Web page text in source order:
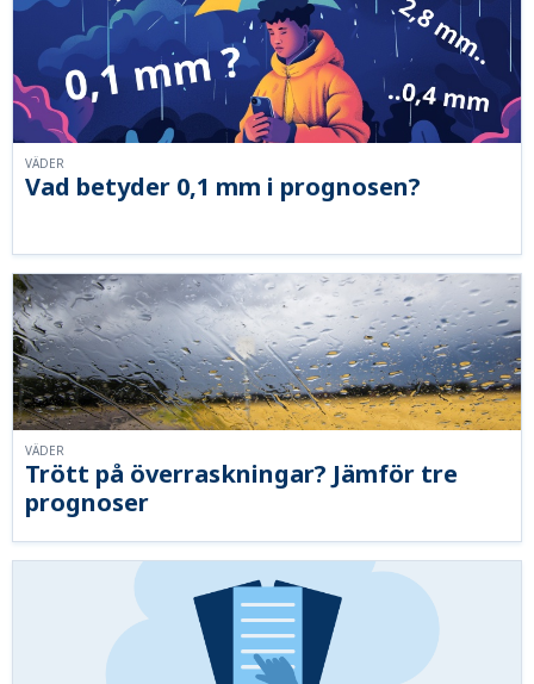
Vad betyder 0,1 mm i prognosen?
VÄDER
Trött på överraskningar? Jämför tre
prognoser
VÄDER